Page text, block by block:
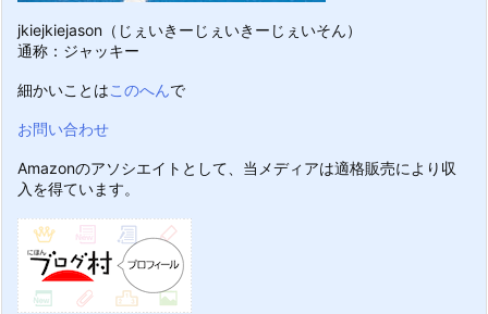
jkiejkiejason（じぇいきーじぇいきーじぇいそん）
通称：ジャッキー
細かいことはこのへんで
お問い合わせ
Amazonのアソシエイトとして、当メディアは適格販売により収
入を得ています。